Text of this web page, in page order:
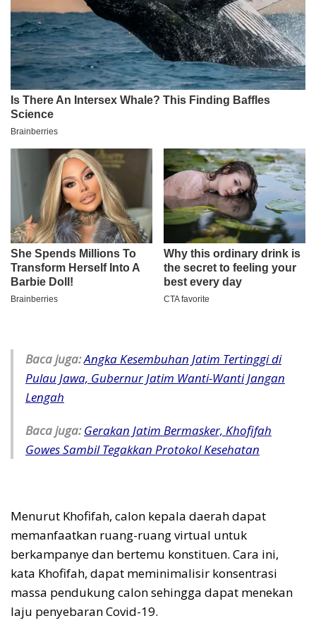
Baca juga:Angka Kesembuhan Jatim Tertinggi di
Pulau Jawa, Gubernur Jatim Wanti-Wanti Jangan
Lengah
Baca juga:Gerakan Jatim Bermasker, Khofifah
Gowes Sambil Tegakkan Protokol Kesehatan
Menurut Khofifah, calon kepala daerah dapat
memanfaatkan ruang-ruang virtual untuk
berkampanye dan bertemu konstituen. Cara ini,
kata Khofifah, dapat meminimalisir konsentrasi
massa pendukung calon sehingga dapat menekan
laju penyebaran Covid-19.